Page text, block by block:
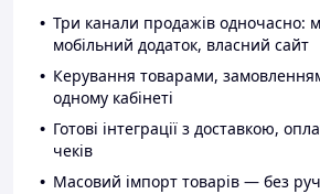
Три канали продажів одночасно:
мобільний додаток, власний сайт
Керування товарами,
одному кабінеті
Готові інтеграції з доставкою,
чеків
Масовий імпорт товарів — без